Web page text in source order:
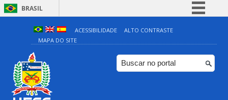
BRASIL
Simplifique!
Comunica BR
Participe
ACESSIBILIDADE
ALTO CONTRASTE
MAPA DO SITE